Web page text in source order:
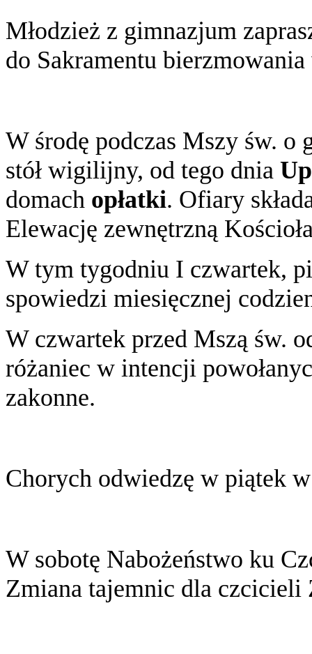
Młodzież z gimnazjum
do Sakramentu
W środę podczas Mszy św. o
stół wigilijny, od tego dnia
domach opłatki. Ofiary
Elewację zewnętrzną
W tym tygodniu I czwartek,
spowiedzi miesięcznej
W czwartek przed Mszą św.
różaniec w intencji
zakonne.
Chorych odwiedzę w piątek
W sobotę Nabożeństwo ku
Zmiana tajemnic dla czcicieli